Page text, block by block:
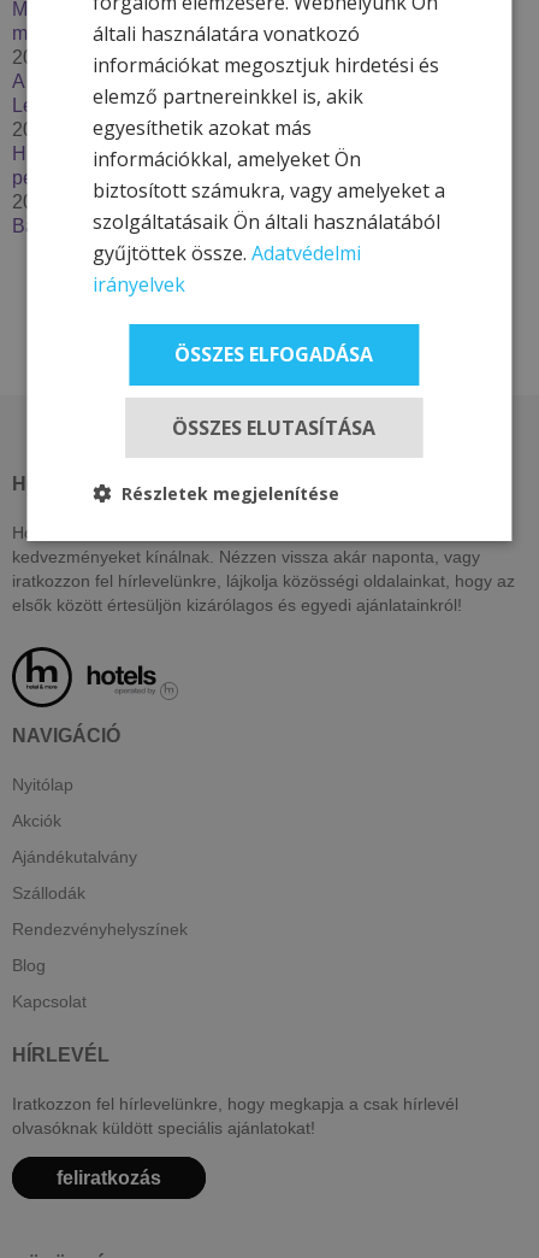
Megújul a Hotel & More törzsvendégprogram – 2026-ban
még többet adunk hűséges vendégeinknek
2025. december 4.
A kinti-benti medence karbantartás - Thermal Resort
Lendava***
2025. december 2.
Húzzon korit, pattanjon szánkóra – Élje át a tél minden
percét a Hotel & More szállodákkal
2025. szeptember 29.
Bakancslistás túrázóhelyek Magyarországon
HOTEL & MORE HOTELS
Hotel & More szállodái ezen az oldalon csak itt elérhető, exkluzív
kedvezményeket kínálnak. Nézzen vissza akár naponta, vagy
iratkozzon fel hírlevelünkre, lájkolja közösségi oldalainkat, hogy az
elsők között értesüljön kizárólagos és egyedi ajánlatainkról!
NAVIGÁCIÓ
Nyitólap
Akciók
Ajándékutalvány
Szállodák
Rendezvényhelyszínek
Blog
Kapcsolat
HÍRLEVÉL
Iratkozzon fel hírlevelünkre, hogy megkapja a csak hírlevél
olvasóknak küldött speciális ajánlatokat!
feliratkozás
általi használatára vonatkozó
információkat megosztjuk hirdetési és
elemző partnereinkkel is, akik
egyesíthetik azokat más
információkkal, amelyeket Ön
biztosított számukra, vagy amelyeket a
szolgáltatásaik Ön általi használatából
gyűjtöttek össze.Adatvédelmi
irányelvek
ÖSSZES ELFOGADÁSA
ÖSSZES ELUTASÍTÁSA
Részletek megjelenítése